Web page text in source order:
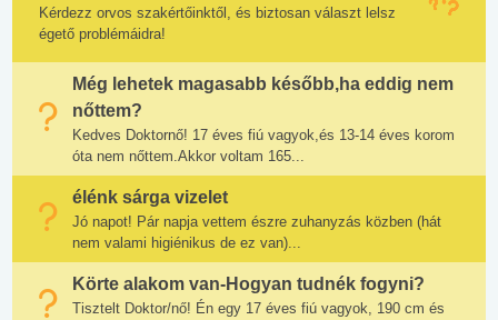
Kérdezz orvos szakértőinktől, és biztosan választ lelsz
égető problémáidra!
Még lehetek magasabb később,ha eddig nem
nőttem?
Kedves Doktornő! 17 éves fiú vagyok,és 13-14 éves korom
óta nem nőttem.Akkor voltam 165...
élénk sárga vizelet
Jó napot! Pár napja vettem észre zuhanyzás közben (hát
nem valami higiénikus de ez van)...
Körte alakom van-Hogyan tudnék fogyni?
Tisztelt Doktor/nő! Én egy 17 éves fiú vagyok, 190 cm és